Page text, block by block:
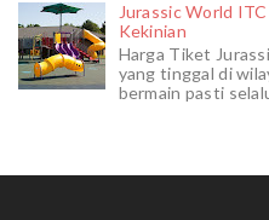
Jurassic World
Kekinian
Harga Tiket
yang tinggal di
bermain pasti